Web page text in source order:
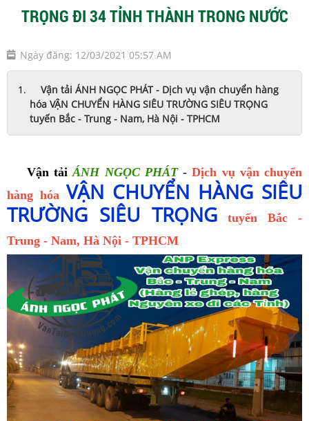
TRỌNG ĐI 34 TỈNH THÀNH TRONG NƯỚC
Ngày đăng: 12/03/2021 05:57 AM
Vận tải ÁNH NGỌC PHÁT - Dịch vụ vận chuyển hàng
hóa VẬN CHUYỂN HÀNG SIÊU TRƯỜNG SIÊU TRỌNG
tuyến Bắc - Trung - Nam, Hà Nội - TPHCM
Vận tải ÁNH NGỌC PHÁT-Dịch vụ vận chuyển
hàng hóa VẬN CHUYỂN HÀNG SIÊU
TRƯỜNG SIÊU TRỌNG tuyến Bắc -
Trung - Nam, Hà Nội - TPHCM